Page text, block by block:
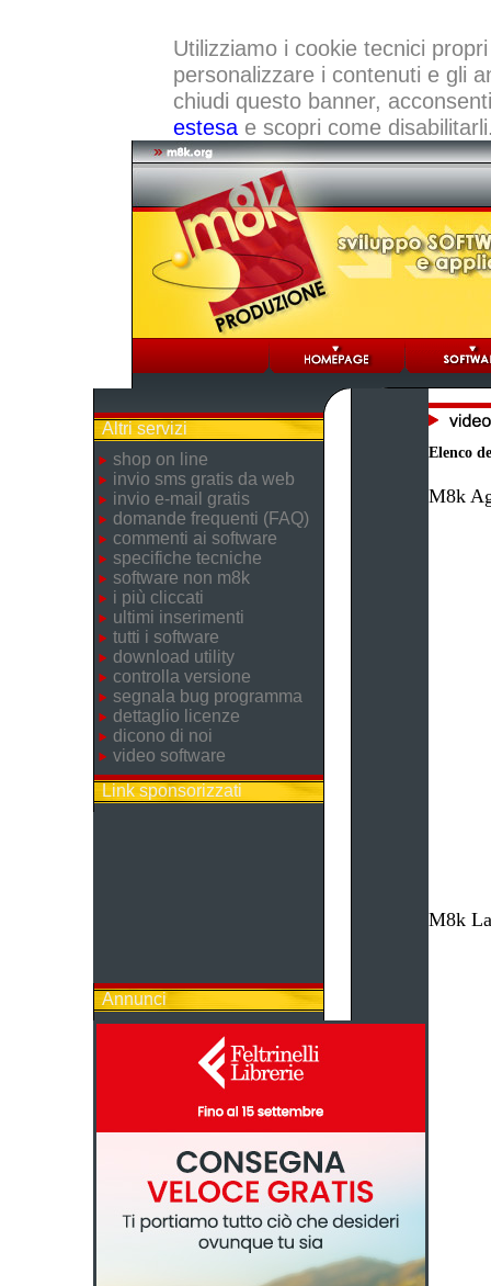
Utilizziamo i cookie tecnici
personalizzare i contenuti e gli
chiudi questo banner,
estesae scopri come
Altri servizi
shop on line
invio sms gratis da web
invio e-mail gratis
domande frequenti (FAQ)
commenti ai software
specifiche tecniche
software non m8k
i più cliccati
ultimi inserimenti
tutti i software
download utility
controlla versione
segnala bug programma
dettaglio licenze
dicono di noi
video software
Link sponsorizzati
Annunci
Elenco
M8k
M8k